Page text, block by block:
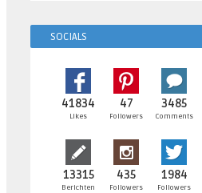
SOCIALS
41834
Likes
47
Followers
3485
Comments
13315
Berichten
435
Followers
1984
Followers